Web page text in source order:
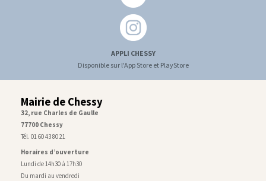
APPLI CHESSY
Disponible sur l'App Store et PlayStore
Mairie de Chessy
32, rue Charles de Gaulle
77700 Chessy
Tél. 01 60 43 80 21
Horaires d’ouverture
Lundi de 14h30 à 17h30
Du mardi au vendredi